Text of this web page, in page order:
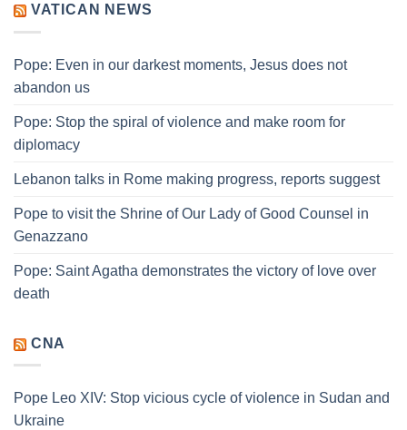
VATICAN NEWS
Pope: Even in our darkest moments, Jesus does not
abandon us
Pope: Stop the spiral of violence and make room for
diplomacy
Lebanon talks in Rome making progress, reports suggest
Pope to visit the Shrine of Our Lady of Good Counsel in
Genazzano
Pope: Saint Agatha demonstrates the victory of love over
death
CNA
Pope Leo XIV: Stop vicious cycle of violence in Sudan and
Ukraine